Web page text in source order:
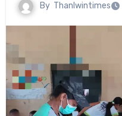
By Thanlwintimes